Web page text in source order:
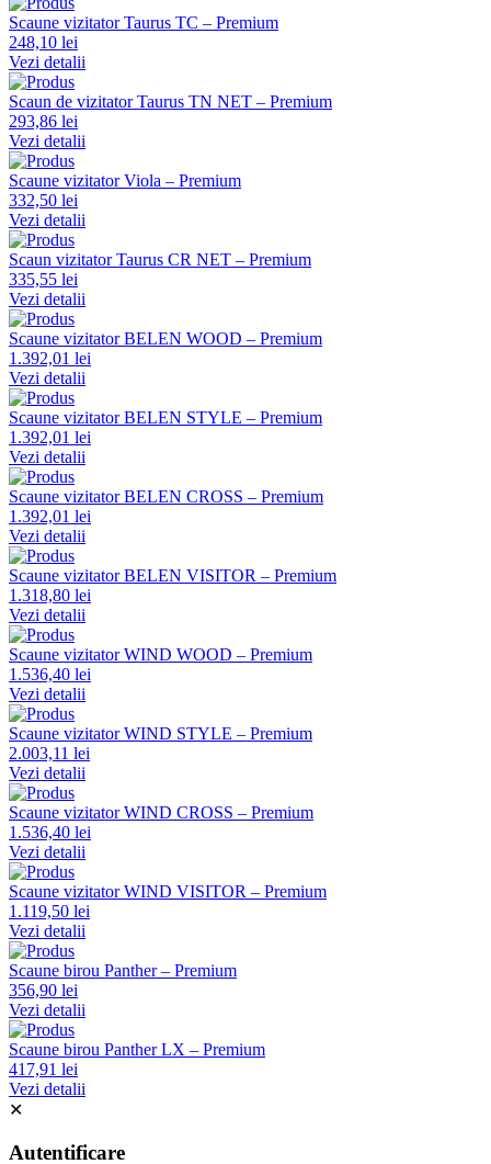
Scaune vizitator Taurus TC – Premium
248,10 lei
Vezi detalii
Scaun de vizitator Taurus TN NET – Premium
293,86 lei
Vezi detalii
Scaune vizitator Viola – Premium
332,50 lei
Vezi detalii
Scaun vizitator Taurus CR NET – Premium
335,55 lei
Vezi detalii
Scaune vizitator BELEN WOOD – Premium
1.392,01 lei
Vezi detalii
Scaune vizitator BELEN STYLE – Premium
1.392,01 lei
Vezi detalii
Scaune vizitator BELEN CROSS – Premium
1.392,01 lei
Vezi detalii
Scaune vizitator BELEN VISITOR – Premium
1.318,80 lei
Vezi detalii
Scaune vizitator WIND WOOD – Premium
1.536,40 lei
Vezi detalii
Scaune vizitator WIND STYLE – Premium
2.003,11 lei
Vezi detalii
Scaune vizitator WIND CROSS – Premium
1.536,40 lei
Vezi detalii
Scaune vizitator WIND VISITOR – Premium
1.119,50 lei
Vezi detalii
Scaune birou Panther – Premium
356,90 lei
Vezi detalii
Scaune birou Panther LX – Premium
417,91 lei
Vezi detalii
✕
Autentificare